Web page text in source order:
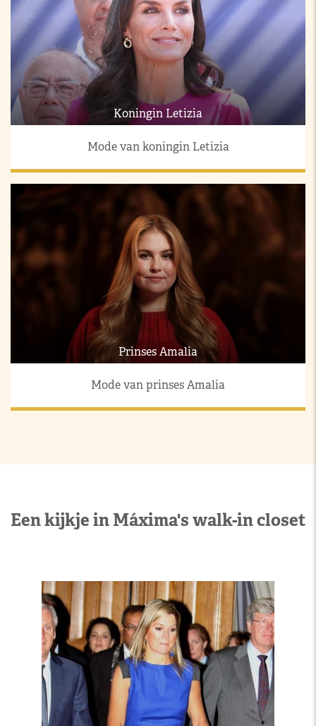
Koningin Letizia
Mode van koningin Letizia
Prinses Amalia
Mode van prinses Amalia
Een kijkje in Máxima's walk-in closet